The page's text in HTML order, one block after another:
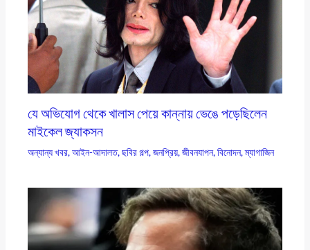
যে অভিযোগ থেকে খালাস পেয়ে কান্নায় ভেঙে পড়েছিলেন
মাইকেল জ্যাকসন
অন্যান্য খবর,আইন-আদালত,ছবির গল্প,জনপ্রিয়,জীবনযাপন,বিনোদন,ম্যাগাজিন